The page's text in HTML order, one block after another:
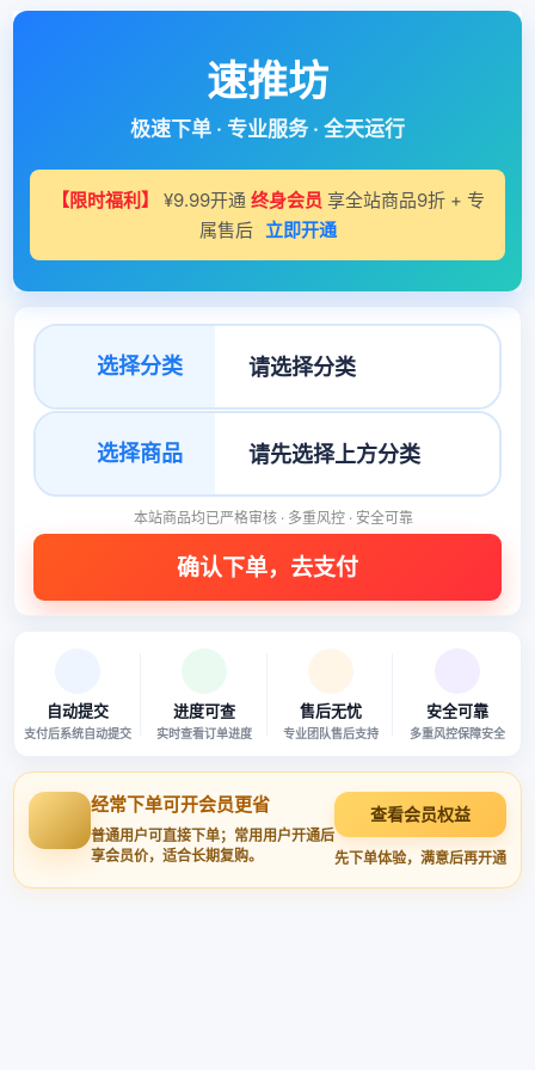
速推坊
极速下单 · 专业服务 · 全天运行
【限时福利】 ¥9.99开通 终身会员 享全站商品9折 + 专
属售后 立即开通
选择分类
选择商品
本站商品均已严格审核 · 多重风控 · 安全可靠
自动提交
支付后系统自动提交
进度可查
实时查看订单进度
售后无忧
专业团队售后支持
安全可靠
多重风控保障安全
经常下单可开会员更省
普通用户可直接下单；常用用户开通后
享会员价，适合长期复购。
查看会员权益
先下单体验，满意后再开通